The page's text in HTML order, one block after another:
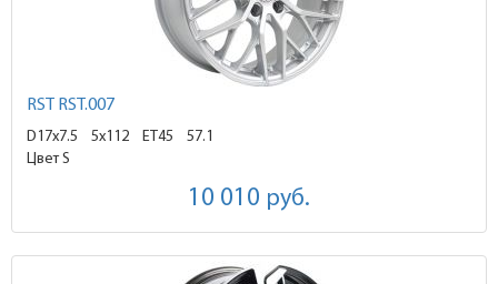
RST RST.007
D17x7.5 5x112 ET45
57.1
Цвет S
10 010 руб.